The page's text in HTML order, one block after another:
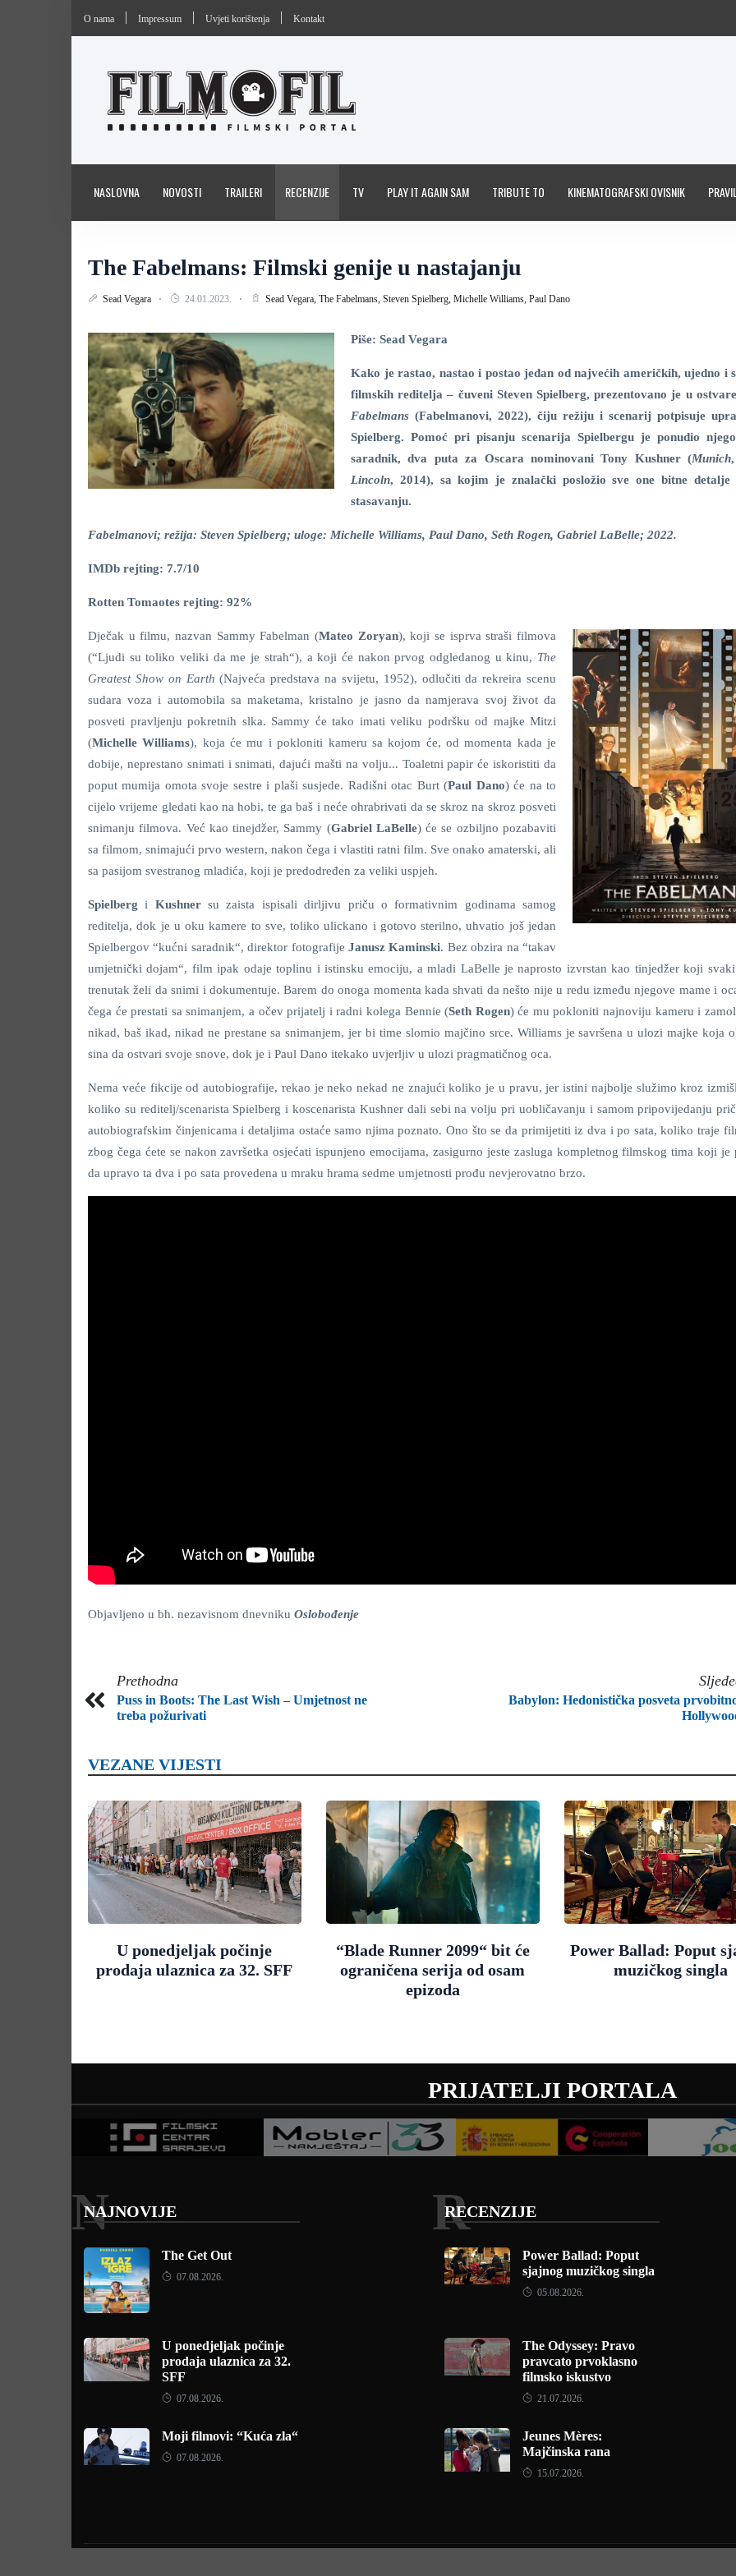
O nama Impressum Uvjeti korištenja Kontakt
NASLOVNA NOVOSTI TRAILERI RECENZIJE TV PLAY IT AGAIN SAM TRIBUTE TO KINEMATOGRAFSKI OVISNIK
The Fabelmans: Filmski genije u nastajanju
Sead Vegara 24.01.2023. Sead Vegara, The Fabelmans, Steven Spielberg, Michelle Williams, Paul Dano
Piše: Sead Vegara
Kako je rastao, nastao i postao jedan od najvećih američkih, ujedno i
filmskih reditelja – čuveni Steven Spielberg, prezentovano je u
Fabelmans (Fabelmanovi, 2022), čiju režiju i scenarij potpisuje
Spielberg. Pomoć pri pisanju scenarija Spielbergu je ponudio
saradnik, dva puta za Oscara nominovani Tony Kushner (Munich
Lincoln, 2014), sa kojim je znalački posložio sve one bitne detalje
stasavanju.
Fabelmanovi; režija: Steven Spielberg; uloge: Michelle Williams, Paul Dano, Seth Rogen, Gabriel LaBelle; 2022.
IMDb rejting: 7.7/10
Rotten Tomaotes rejting: 92%
Dječak u filmu, nazvan Sammy Fabelman (Mateo Zoryan), koji se isprva straši filmova
(“Ljudi su toliko veliki da me je strah“), a koji će nakon prvog odgledanog u kinu, The
Greatest Show on Earth(Najveća predstava na svijetu, 1952), odlučiti da rekreira scenu
sudara voza i automobila sa maketama, kristalno je jasno da namjerava svoj život da
posveti pravljenju pokretnih slka. Sammy će tako imati veliku podršku od majke Mitzi
(Michelle Williams), koja će mu i pokloniti kameru sa kojom će, od momenta kada je
dobije, neprestano snimati i snimati, dajući mašti na volju... Toaletni papir će iskoristiti da
poput mumija omota svoje sestre i plaši susjede. Radišni otac Burt (Paul Dano) će na to
cijelo vrijeme gledati kao na hobi, te ga baš i neće ohrabrivati da se skroz na skroz posveti
snimanju filmova. Već kao tinejdžer, Sammy (Gabriel LaBelle) će se ozbiljno pozabaviti
sa filmom, snimajući prvo western, nakon čega i vlastiti ratni film. Sve onako amaterski, ali
sa pasijom svestranog mladića, koji je predodređen za veliki uspjeh.
Spielberg i Kushnersu zaista ispisali dirljivu priču o formativnim godinama samog
reditelja, dok je u oku kamere to sve, toliko ulickano i gotovo sterilno, uhvatio još jedan
Spielbergov “kućni saradnik“, direktor fotografije Janusz Kaminski. Bez obzira na “takav
umjetnički dojam“, film ipak odaje toplinu i istinsku emociju, a mladi LaBelle je naprosto izvrstan kao tinjedžer koji
trenutak želi da snimi i dokumentuje. Barem do onoga momenta kada shvati da nešto nije u redu između njegove mame i
čega će prestati sa snimanjem, a očev prijatelj i radni kolega Bennie (Seth Rogen) će mu pokloniti najnoviju kameru i
nikad, baš ikad, nikad ne prestane sa snimanjem, jer bi time slomio majčino srce. Williams je savršena u ulozi majke koja
sina da ostvari svoje snove, dok je i Paul Dano itekako uvjerljiv u ulozi pragmatičnog oca.
Nema veće fikcije od autobiografije, rekao je neko nekad ne znajući koliko je u pravu, jer istini najbolje služimo kroz
koliko su reditelj/scenarista Spielberg i koscenarista Kushner dali sebi na volju pri uobličavanju i samom pripovijedanju
autobiografskim činjenicama i detaljima ostaće samo njima poznato. Ono što se da primijetiti iz dva i po sata, koliko traje
zbog čega ćete se nakon završetka osjećati ispunjeno emocijama, zasigurno jeste zasluga kompletnog filmskog tima koji je
da upravo ta dva i po sata provedena u mraku hrama sedme umjetnosti prođu nevjerovatno brzo.
Objavljeno u bh. nezavisnom dnevniku Oslobođenje
Prethodna
Puss in Boots: The Last Wish – Umjetnost ne
treba požurivati
Babylon: Hedonistička posveta
VEZANE VIJESTI
U ponedjeljak počinje
prodaja ulaznica za 32. SFF
“Blade Runner 2099“ bit će
ograničena serija od osam
epizoda
Power Ballad: Poput
muzičkog singla
PRIJATELJI PORTALA
NAJNOVIJE
N
The Get Out
07.08.2026.
U ponedjeljak počinje
prodaja ulaznica za 32.
SFF
07.08.2026.
Moji filmovi: “Kuća zla“
07.08.2026.
RECENZIJE
R
Power Ballad: Poput
sjajnog muzičkog singla
05.08.2026.
The Odyssey: Pravo
pravcato prvoklasno
filmsko iskustvo
21.07.2026.
Jeunes Mères:
Majčinska rana
15.07.2026.